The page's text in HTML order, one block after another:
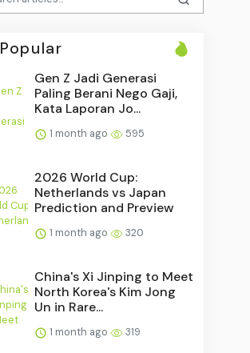
Popular
Gen Z Jadi Generasi
Paling Berani Nego Gaji,
Kata Laporan Jo...
1 month ago 595
2026 World Cup:
Netherlands vs Japan
Prediction and Preview
1 month ago 320
China's Xi Jinping to Meet
North Korea's Kim Jong
Un in Rare...
1 month ago 319